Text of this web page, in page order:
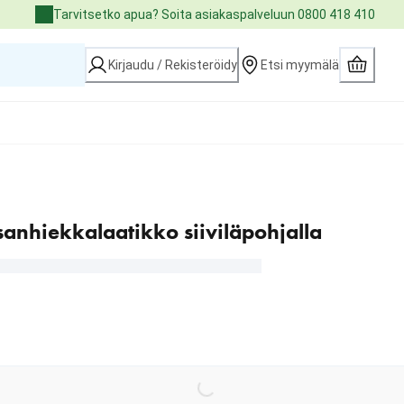
Tarvitsetko apua? Soita asiakaspalveluun 0800 418 410
Kirjaudu / Rekisteröidy Etsi myymälä
siiviläpohjalla